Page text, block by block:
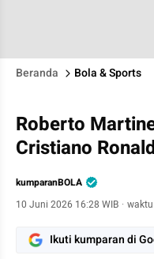
Beranda Bola & Sports
Roberto
Cristiano
kumparanBOLA
10 Juni 2026 16:28 WIB ·
Ikuti kumparan di